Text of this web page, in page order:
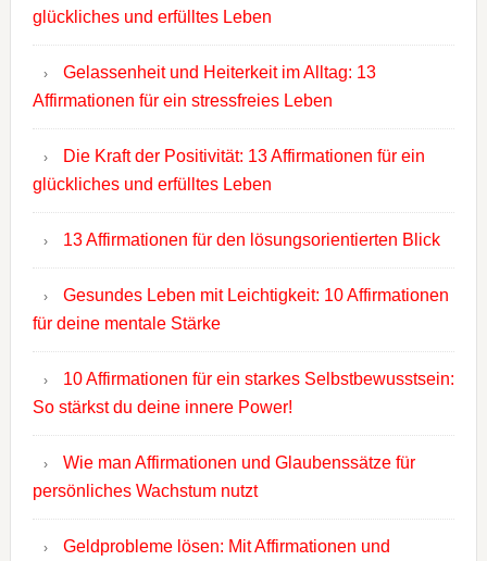
glückliches und erfülltes Leben
Gelassenheit und Heiterkeit im Alltag: 13
Affirmationen für ein stressfreies Leben
Die Kraft der Positivität: 13 Affirmationen für ein
glückliches und erfülltes Leben
13 Affirmationen für den lösungsorientierten Blick
Gesundes Leben mit Leichtigkeit: 10 Affirmationen
für deine mentale Stärke
10 Affirmationen für ein starkes Selbstbewusstsein:
So stärkst du deine innere Power!
Wie man Affirmationen und Glaubenssätze für
persönliches Wachstum nutzt
Geldprobleme lösen: Mit Affirmationen und